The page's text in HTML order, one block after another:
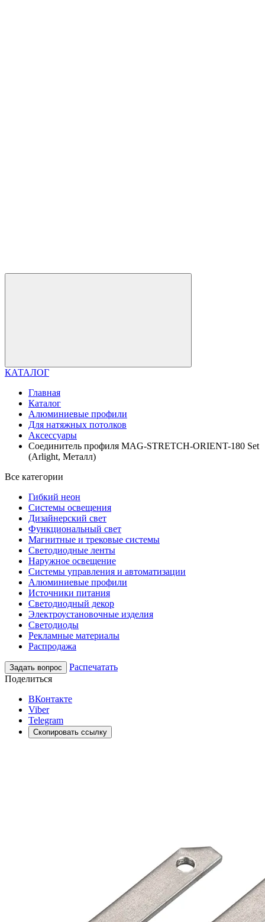
КАТАЛОГ
Главная
Каталог
Алюминиевые профили
Для натяжных потолков
Аксессуары
Соединитель профиля MAG-STRETCH-ORIENT-180 Set
(Arlight, Металл)
Все категории
Гибкий неон
Системы освещения
Дизайнерский свет
Функциональный свет
Магнитные и трековые системы
Светодиодные ленты
Наружное освещение
Системы управления и автоматизации
Алюминиевые профили
Источники питания
Светодиодный декор
Электроустановочные изделия
Светодиоды
Рекламные материалы
Распродажа
Задать вопрос
Распечатать
Поделиться
ВКонтакте
Viber
Telegram
Скопировать ссылку